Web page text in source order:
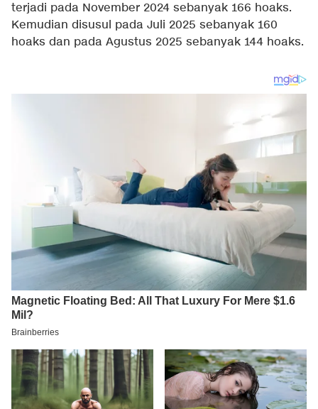
terjadi pada November 2024 sebanyak 166 hoaks.
Kemudian disusul pada Juli 2025 sebanyak 160
hoaks dan pada Agustus 2025 sebanyak 144 hoaks.